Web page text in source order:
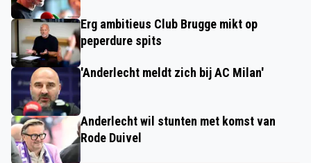
Erg ambitieus Club Brugge mikt op
peperdure spits
'Anderlecht meldt zich bij AC Milan'
Anderlecht wil stunten met komst van
Rode Duivel